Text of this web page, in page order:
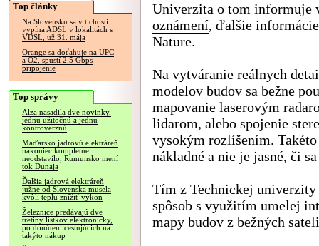
Top články
Na Slovensku sa v tichosti
vypína ADSL v lokalitách s
VDSL, už 31. mája
Orange sa doťahuje na UPC
a O2, spustí 2.5 Gbps
pripojenie
Top správy
Alza nasadila dve novinky,
jednu užitočnú a jednu
kontroverznú
Maďarsko jadrovú elektráreň
nakoniec kompletne
neodstavilo, Rumunsko mení
tok Dunaja
Ďalšia jadrová elektráreň
južne od Slovenska musela
kvôli teplu znížiť výkon
Železnice predávajú dve
tretiny lístkov elektronicky,
po donútení cestujúcich na
takýto nákup
Univerzita o tom informuje
oznámení, ďalšie
Nature.
Na vytváranie reálnych
modelov budov sa bežne
mapovanie laserovým
lidarom, alebo spojenie
vysokým rozlíšením.
nákladné a nie je jasné, či
Tím z Technickej
spôsob s využitím umelej
mapy budov z bežných